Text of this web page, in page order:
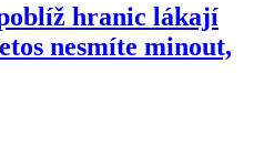
hranic lákají
nesmíte minout,